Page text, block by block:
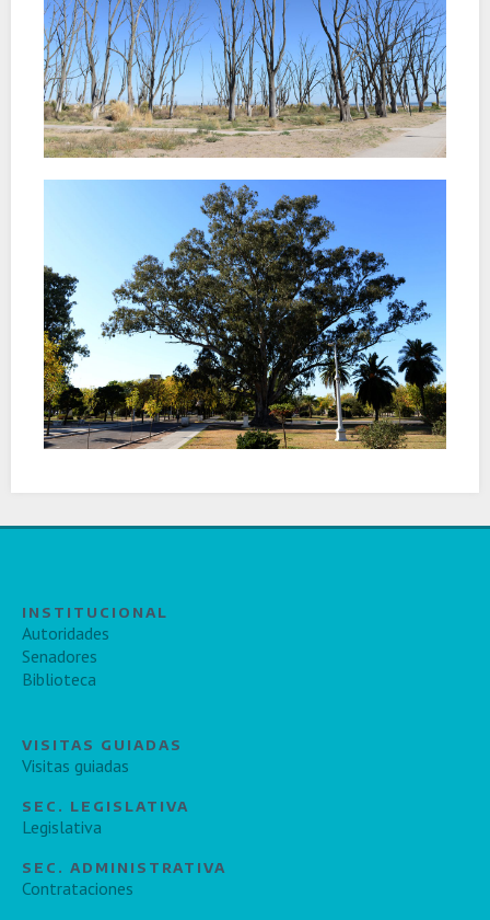
INSTITUCIONAL
Autoridades
Senadores
Biblioteca
VISITAS GUIADAS
Visitas guiadas
SEC. LEGISLATIVA
Legislativa
SEC. ADMINISTRATIVA
Contrataciones